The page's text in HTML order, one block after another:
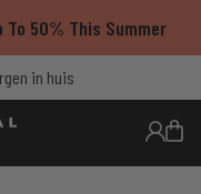
To 50% This Summer
€55
in huis